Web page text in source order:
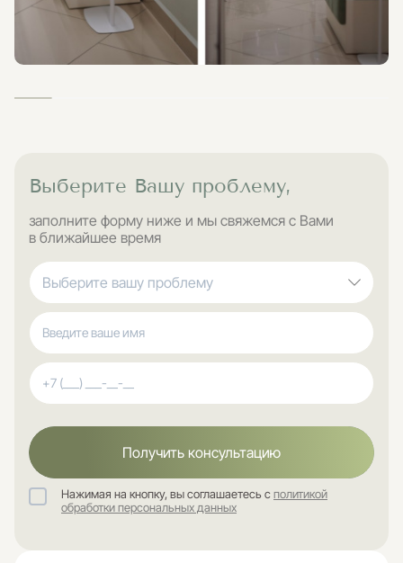
Выберите Вашу проблему,
заполните форму ниже и мы свяжемся с Вами
в ближайшее время
Выберите вашу проблему
Получить консультацию
Нажимая на кнопку, вы соглашаетесь сполитикой
обработки персональных данных